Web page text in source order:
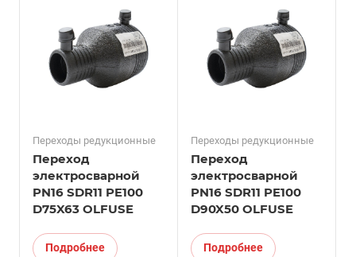
Переходы редукционные
Переход
электросварной
PN16 SDR11 PE100
D75X63 OLFUSE
Подробнее
Переходы редукционные
Переход
электросварной
PN16 SDR11 PE100
D90X50 OLFUSE
Подробнее